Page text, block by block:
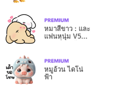
หมาสีขาว : และ
แฟนหนุ่ม V5
หมูอ้วน ไดโน่
ฟ้า